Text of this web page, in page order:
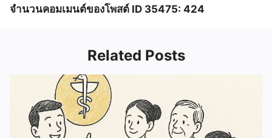
จำนวนคอมเมนต์ของโพสต์ ID 35475: 424
Related Posts